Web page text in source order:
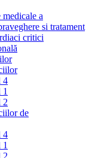
a
si tratament
critici
4
2
de
4
2